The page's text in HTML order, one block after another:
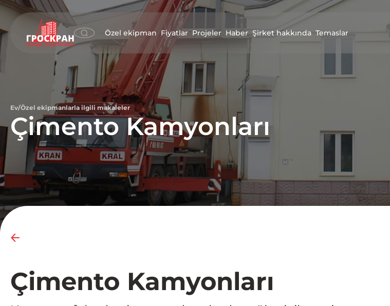
Özel ekipman Fiyatlar Projeler Haber Şirket hakkında Temaslar
Ev/Özel ekipmanlarla ilgili makaleler
Çimento Kamyonları
Çimento Kamyonları